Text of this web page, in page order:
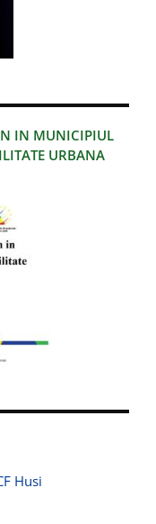
IN MUNICIPIUL
URBANA
Husi